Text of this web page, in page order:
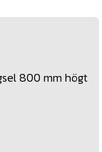
800 mm högt